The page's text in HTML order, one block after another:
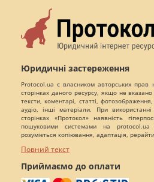
Юридичні застереження
Protocol.ua є власником авторських
сторінках даного ресурсу, якщо не
тексти, коментарі, статті,
аудіо, інші матеріали. При
сторінках «Протокол» наявність
пошуковими системами на protocol.ua
розуміється копіювання, адаптація,
Повний текст
Приймаємо до оплати